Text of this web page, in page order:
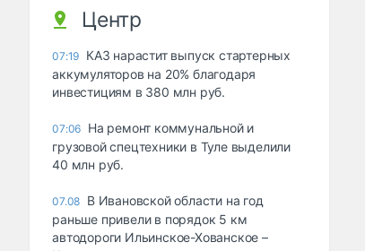
Центр
07:19 КАЗ нарастит выпуск стартерных
аккумуляторов на 20% благодаря
инвестициям в 380 млн руб.
07:06 На ремонт коммунальной и
грузовой спецтехники в Туле выделили
40 млн руб.
07.08 В Ивановской области на год
раньше привели в порядок 5 км
автодороги Ильинское-Хованское –